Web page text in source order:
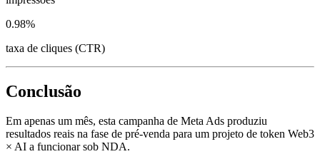
0.98%
taxa de cliques (CTR)
Conclusão
Em apenas um mês, esta campanha de Meta Ads produziu
resultados reais na fase de pré-venda para um projeto de token Web3
× AI a funcionar sob NDA.